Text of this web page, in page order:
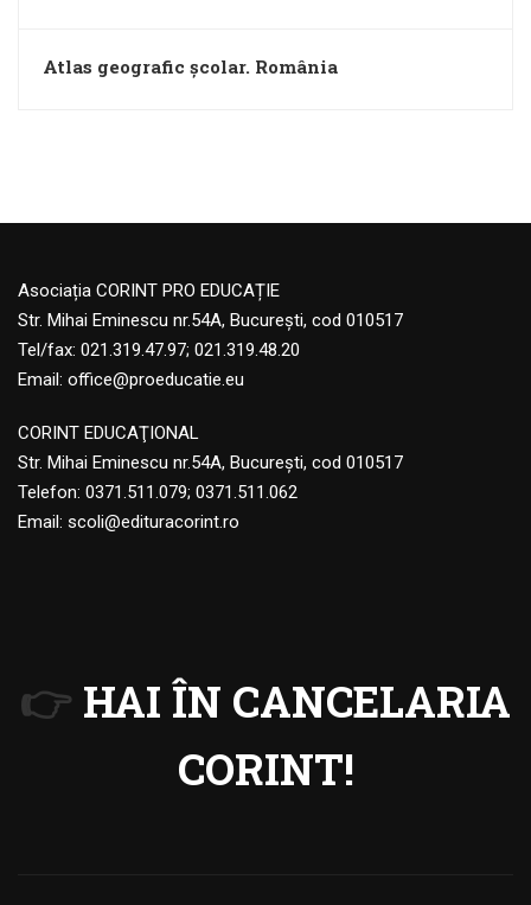
Atlas geografic şcolar. România
Asociația CORINT PRO EDUCAȚIE
Str. Mihai Eminescu nr.54A, București, cod 010517
Tel/fax: 021.319.47.97; 021.319.48.20
Email: office@proeducatie.eu
CORINT EDUCAŢIONAL
Str. Mihai Eminescu nr.54A, Bucureşti, cod 010517
Telefon: 0371.511.079; 0371.511.062
Email: scoli@edituracorint.ro
👉 HAI ÎN CANCELARIA
CORINT!